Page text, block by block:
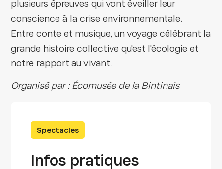
plusieurs épreuves qui vont éveiller leur
conscience à la crise environnementale.
Entre conte et musique, un voyage célébrant la
grande histoire collective qu'est l'écologie et
notre rapport au vivant.
Organisé par : Écomusée de la Bintinais
Spectacles
Infos pratiques